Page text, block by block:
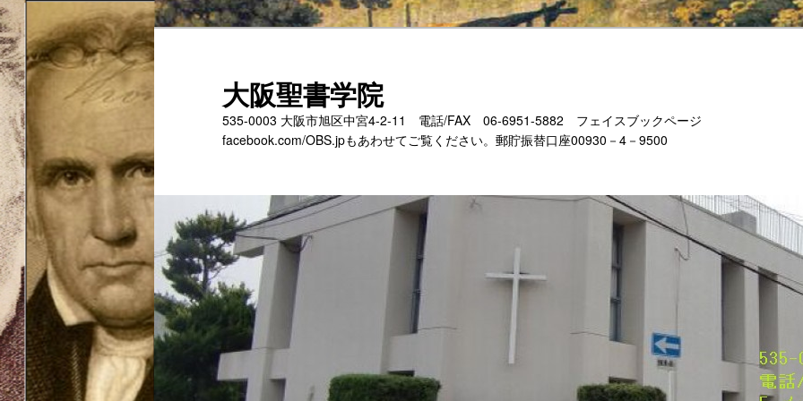
メ
イ
ン
コ
ン
テ
ン
ツ
へ
移
動
サ
ブ
コ
ン
テ
ン
ツ
へ
移
動
大阪聖書学院
535-0003 大阪市旭区中宮4-2-11 電話/FAX 06-6951-5882 フェイスブックページ
facebook.com/OBS.jpもあわせてご覧ください。郵貯振替口座00930－4－9500